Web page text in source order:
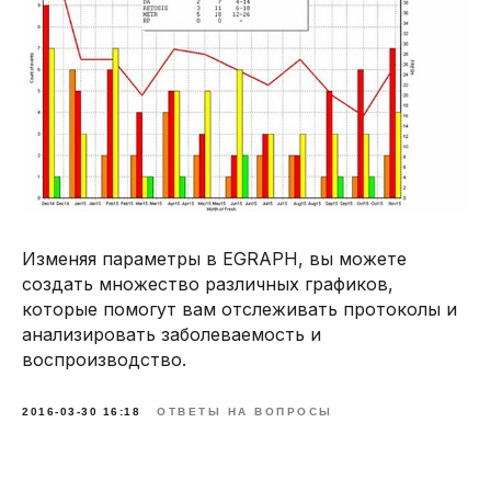
Изменяя параметры в EGRAPH, вы можете
создать множество различных графиков,
которые помогут вам отслеживать протоколы и
анализировать заболеваемость и
воспроизводство.
2016-03-30 16:18 ОТВЕТЫ НА ВОПРОСЫ